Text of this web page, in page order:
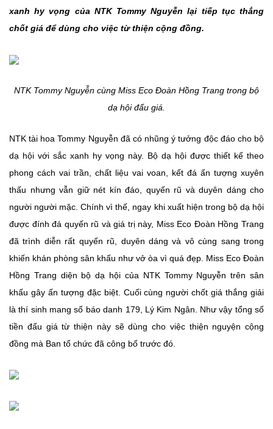
xanh hy vọng của NTK Tommy Nguyễn lại tiếp tục thắng
chốt giá để dùng cho việc từ thiện cộng đồng.
NTK Tommy Nguyễn cùng Miss Eco Đoàn Hồng Trang trong bộ
dạ hội đấu giá.
NTK tài hoa Tommy Nguyễn đã có nhũng ý tưởng độc đáo cho bộ
dạ hội với sắc xanh hy vọng này. Bộ dạ hội được thiết kế theo
phong cách vai trần, chất liệu vai voan, kết đá ấn tượng xuyên
thấu nhưng vẫn giữ nét kín đáo, quyến rũ và duyên dáng cho
người người mặc. Chính vì thế, ngay khi xuất hiện trong bộ dạ hội
được đính đá quyến rũ và giá trị này, Miss Eco Đoàn Hồng Trang
đã trình diễn rất quyến rũ, duyên dáng và vô cùng sang trong
khiến khán phòng sân khấu như vở òa vì quá đẹp. Miss Eco Đoàn
Hồng Trang diện bộ dạ hội của NTK Tommy Nguyễn trên sân
khấu gây ấn tượng đặc biệt. Cuối cùng người chốt giá thắng giải
là thí sinh mang số báo danh 179, Lý Kim Ngân. Như vậy tổng số
tiền đấu giá từ thiện này sẽ dùng cho việc thiện nguyện cộng
đồng mà Ban tổ chức đã công bố trước đó.